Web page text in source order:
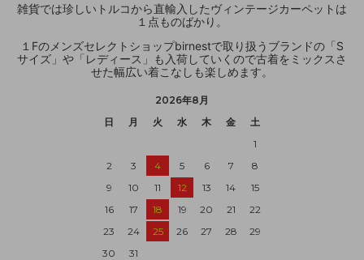
雑貨では珍しいトルコから直輸入したヴィンテージカーペットは
１点ものばかり。
１Fのメンズセレクトショップbirnestで取り扱うブランドの「S
サイズ」や「レディース」も入荷していくので古着をミックスさ
せた幅広い着こなしも楽しめます。
2026年8月
日
月 火 水 木 金
土
1
2
3 4 5 6 7
8
9
10 11 12 13 14
15
16
17 18 19 20 21
22
23
24 25 26 27 28
29
30
31